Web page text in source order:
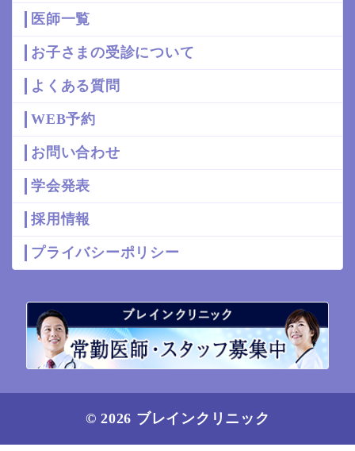
医師一覧
お子さまの受診について
よくある質問
WEB予約
お問い合わせ
学会発表
採用情報
プライバシーポリシー
© 2026 ブレインクリニック